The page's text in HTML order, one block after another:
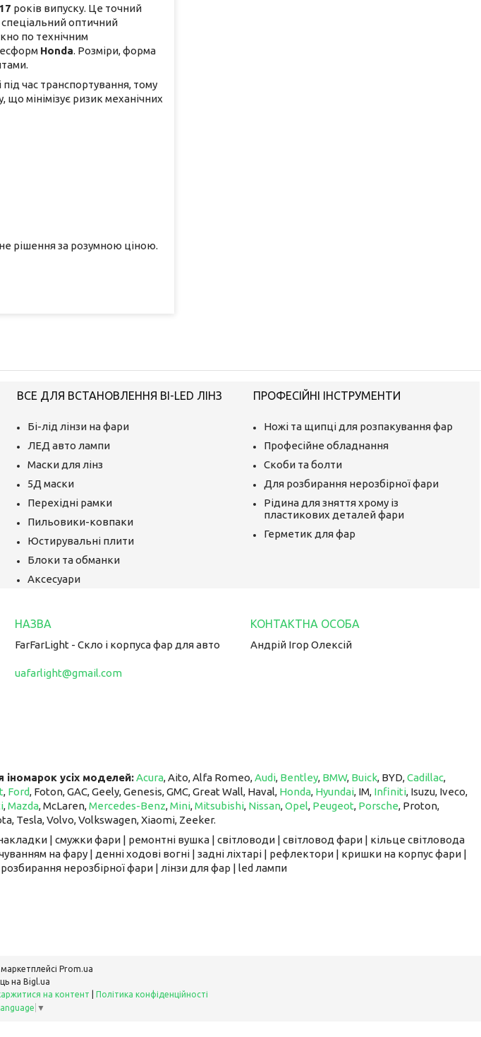
років випуску. Це точний
спеціальний оптичний
по технічним
Honda. Розміри, форма
час транспортування, тому
мінімізує ризик механічних
рішення за розумною ціною.
ВСЕ ДЛЯ ВСТАНОВЛЕННЯ BI-LED ЛІНЗ
Бі-лід лінзи на фари
ЛЕД авто лампи
Маски для лінз
5Д маски
Перехідні рамки
Пильовики-ковпаки
Юстирувальні плити
Блоки та обманки
Аксесуари
ПРОФЕСІЙНІ ІНСТРУМЕНТИ
Ножі та щипці для розпакування фар
Професійне обладнання
Скоби та болти
Для розбирання нерозбірної фари
Рідина для зняття хрому із
пластикових деталей фари
Герметик для фар
FarFarLight - Cкло і корпуса фар для авто
uafarlight@gmail.com
Андрій Ігор Олексій
усіх моделей:Acura, Aito, Alfa Romeo,Audi, Bentley, BMW, Buick, BYD,Cadillac,
, Ford, Foton, GAC, Geely, Genesis, GMC, Great Wall, Haval, Honda, Hyundai, IM, ​​​​​​​ Infiniti, Isuzu, Iveco,
,Mazda, McLaren, ​​​​​​​Mercedes-Benz,Mini,Mitsubishi, Nissan,Opel, Peugeot, Porsche, Proton, ​​​​​​​
Tesla, Volvo, Volkswagen, Xiaomi, Zeeker.
| смужки фари | ремонтні вушка | світловоди | світловод фари | кільце світловода
на фару | денні ходові вогні | задні ліхтарі | рефлектори | кришки на корпус фари |
нерозбірної фари | лінзи для фар | led лампи
Prom.ua
на Bigl.ua
на контент
Політика конфіденційності
▼